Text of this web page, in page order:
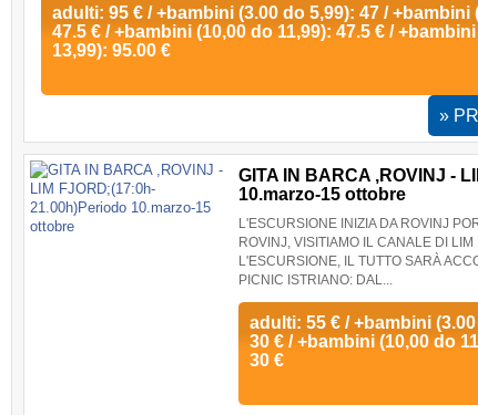
adulti: 95 € / +bambini (3.00 do 5,99): 47 / +bambini
47.5 € / +bambini (10,00 do 11,99): 47.5 € /
13,99): 95.00 €
»
GITA IN BARCA ,ROVINJ -
10.marzo-15 ottobre
L'ESCURSIONE INIZIA DA ROVINJ
ROVINJ, VISITIAMO IL CANALE DI
L'ESCURSIONE, IL TUTTO SARÀ
PICNIC ISTRIANO: DAL...
adulti: 55 € / +bambini
30 € / +bambini (10,00 do
30 €